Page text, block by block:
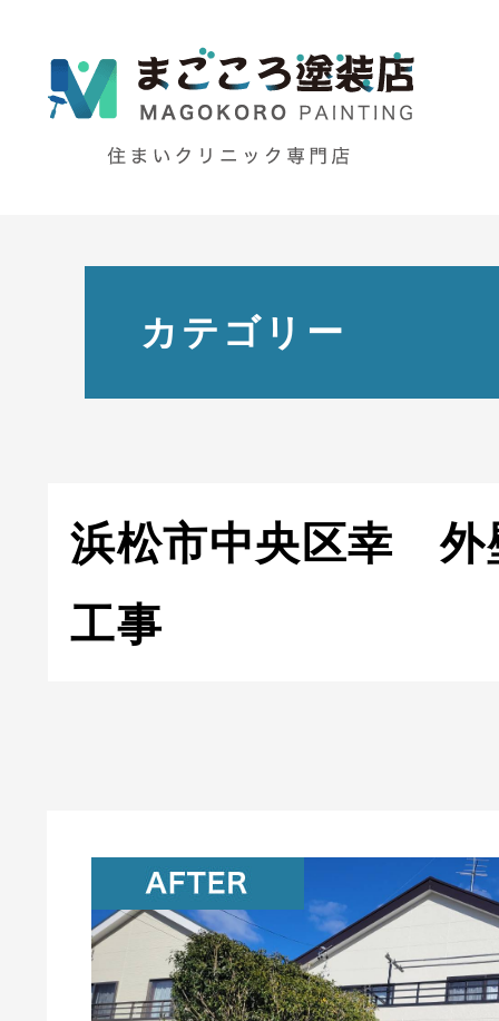
カテゴリー
浜松市中央区幸 外
工事